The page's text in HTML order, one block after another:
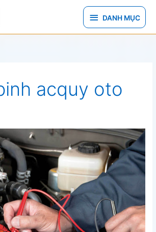
DANH
MỤC
DANH MỤC
acquy oto